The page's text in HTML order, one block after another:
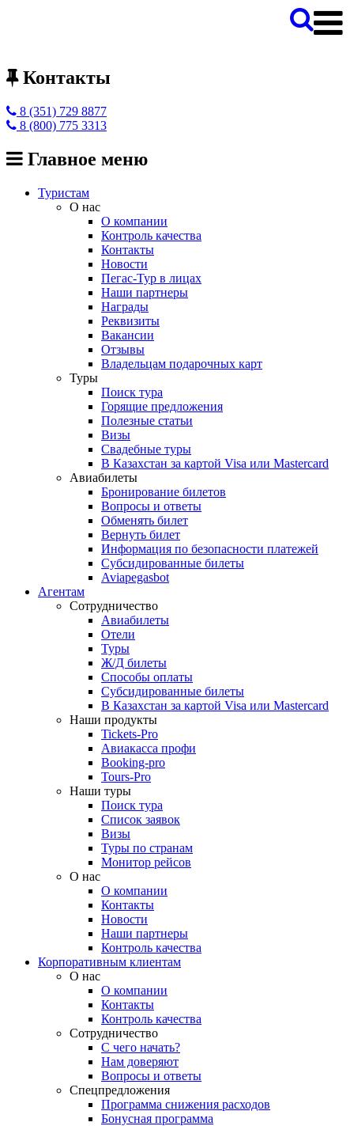
Контакты
8 (351) 729 8877
8 (800) 775 3313
Главное меню
Туристам
О нас
О компании
Контроль качества
Контакты
Новости
Пегас-Тур в лицах
Наши партнеры
Награды
Реквизиты
Вакансии
Отзывы
Владельцам подарочных карт
Туры
Поиск тура
Горящие предложения
Полезные статьи
Визы
Свадебные туры
В Казахстан за картой Visa или Masterсard
Авиабилеты
Бронирование билетов
Вопросы и ответы
Обменять билет
Вернуть билет
Информация по безопасности платежей
Субсидированные билеты
Aviapegasbot
Агентам
Сотрудничество
Авиабилеты
Отели
Туры
Ж/Д билеты
Способы оплаты
Субсидированные билеты
В Казахстан за картой Visa или Masterсard
Наши продукты
Tickets-Pro
Авиакасса профи
Booking-pro
Tours-Pro
Наши туры
Поиск тура
Список заявок
Визы
Туры по странам
Монитор рейсов
О нас
О компании
Контакты
Новости
Наши партнеры
Контроль качества
Корпоративным клиентам
О нас
О компании
Контакты
Контроль качества
Сотрудничество
С чего начать?
Нам доверяют
Вопросы и ответы
Спецпредложения
Программа снижения расходов
Бонусная программа